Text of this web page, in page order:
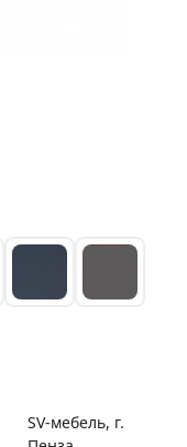
SV-мебель, г.